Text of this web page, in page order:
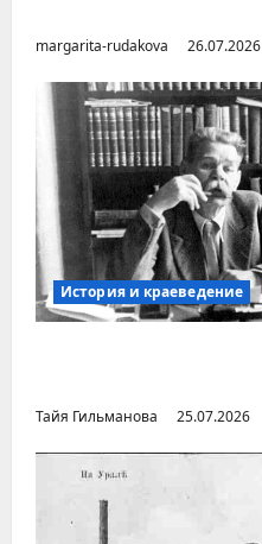
margarita-rudakova 26.07.2026
История и краеведение
Тайя Гильманова 25.07.2026